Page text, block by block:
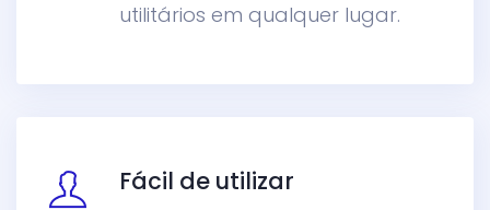
utilitários em qualquer lugar.
Fácil de utilizar